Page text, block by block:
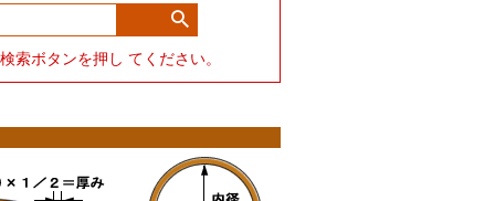
索ボタンを押し てください。